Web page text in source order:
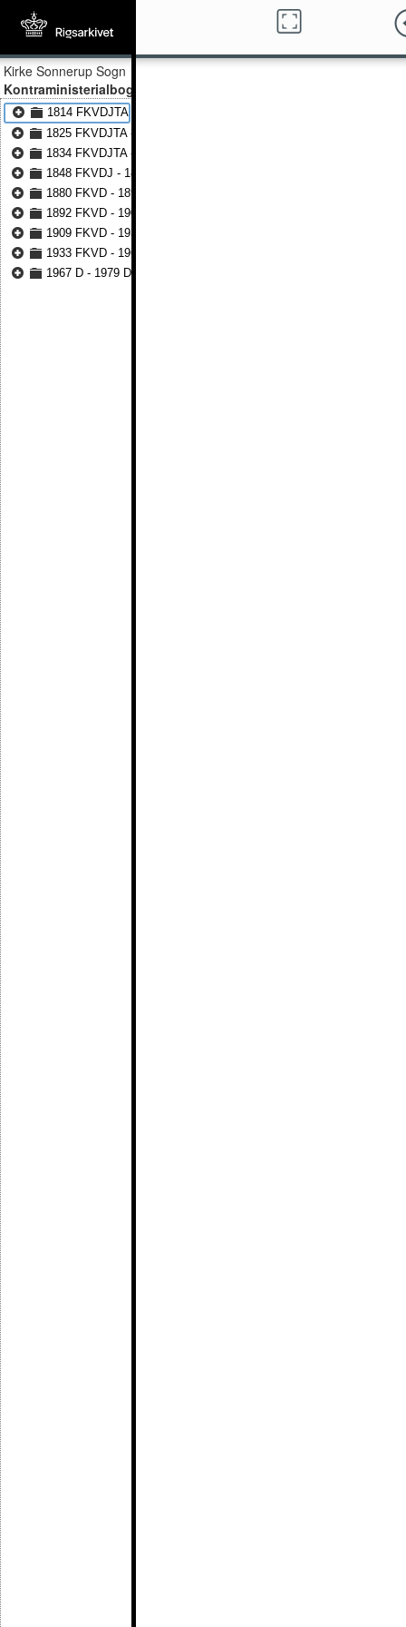
Kirke Sonnerup Sogn
Kontraministerialbog
1814 FKVDJTA - 1824 FKVDJTA
1825 FKVDJTA - 1834 FKVDJTA
1834 FKVDJTA - 1848 FKVDJTA
1848 FKVDJ - 1880 FKVDJ
1880 FKVD - 1892 FKVD
1892 FKVD - 1908 FKVD
1909 FKVD - 1932 FKVD
1933 FKVD - 1966 FKVD
1967 D - 1979 D